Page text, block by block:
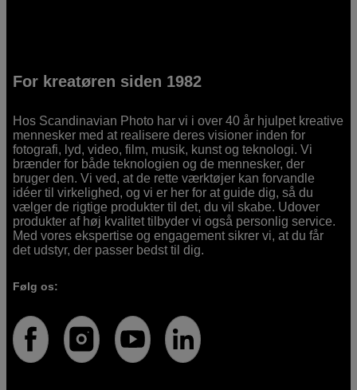
For kreatøren siden 1982
Hos Scandinavian Photo har vi i over 40 år hjulpet kreative
mennesker med at realisere deres visioner inden for
fotografi, lyd, video, film, musik, kunst og teknologi. Vi
brænder for både teknologien og de mennesker, der
bruger den. Vi ved, at de rette værktøjer kan forvandle
idéer til virkelighed, og vi er her for at guide dig, så du
vælger de rigtige produkter til det, du vil skabe. Udover
produkter af høj kvalitet tilbyder vi også personlig service.
Med vores ekspertise og engagement sikrer vi, at du får
det udstyr, der passer bedst til dig.
Følg os: